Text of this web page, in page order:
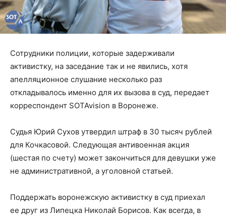
Сотрудники полиции, которые задерживали
активистку, на заседание так и не явились, хотя
апелляционное слушание несколько раз
откладывалось именно для их вызова в суд, передает
корреспондент SOTAvision в Воронеже.
Судья Юрий Сухов утвердил штраф в 30 тысяч рублей
для Кочкасовой. Следующая антивоенная акция
(шестая по счету) может закончиться для девушки уже
не административной, а уголовной статьей.
Поддержать воронежскую активистку в суд приехал
ее друг из Липецка Николай Борисов. Как всегда, в